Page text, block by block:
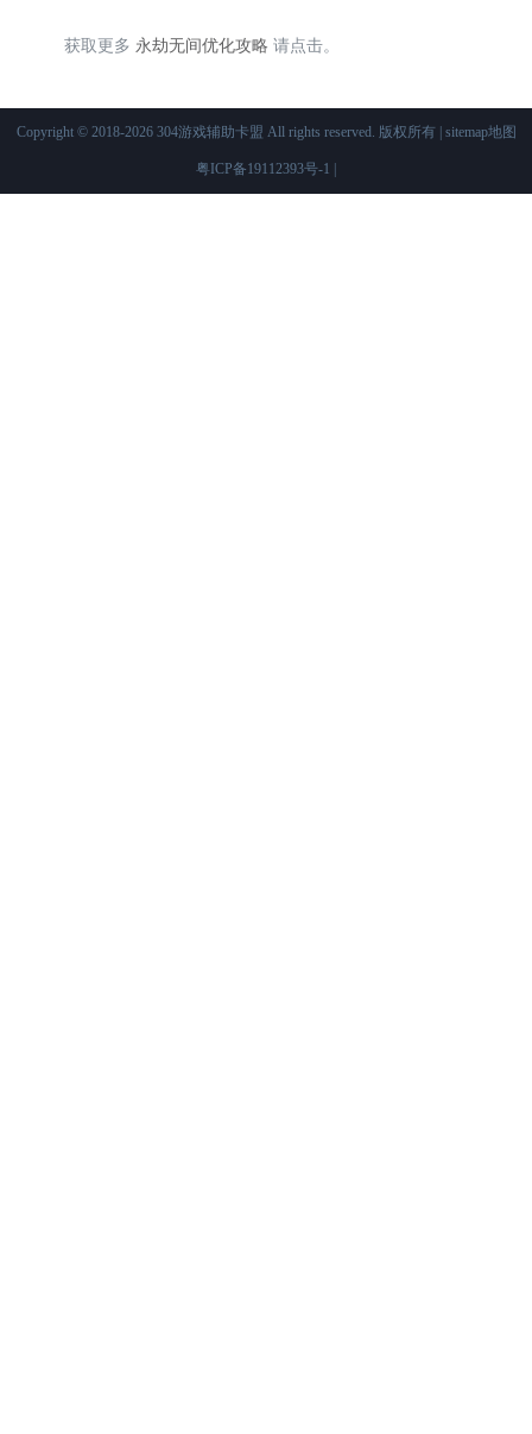
获取更多 永劫无间优化攻略 请点击。
Copyright © 2018-2026 304游戏辅助卡盟 All rights reserved. 版权所有 | sitemap地图
粤ICP备19112393号-1